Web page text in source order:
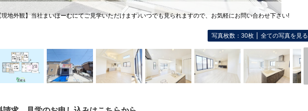
地外観】当社まいほーむにてご見学いただけます♪いつでも見られますので、お気軽にお問い合わせ下さい!
写真枚数：30枚 全ての写真を見る